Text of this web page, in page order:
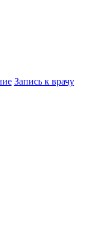
Запись к врачу